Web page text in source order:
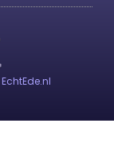
EchtEde.nl